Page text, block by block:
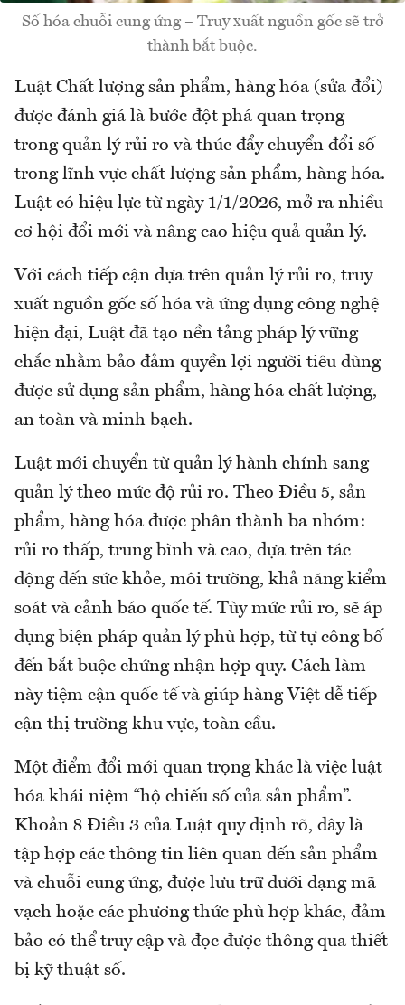
Số hóa chuỗi cung ứng – Truy xuất nguồn gốc sẽ trở
thành bắt buộc.
Luật Chất lượng sản phẩm, hàng hóa (sửa đổi)
được đánh giá là bước đột phá quan trọng
trong quản lý rủi ro và thúc đẩy chuyển đổi số
trong lĩnh vực chất lượng sản phẩm, hàng hóa.
Luật có hiệu lực từ ngày 1/1/2026, mở ra nhiều
cơ hội đổi mới và nâng cao hiệu quả quản lý.
Với cách tiếp cận dựa trên quản lý rủi ro, truy
xuất nguồn gốc số hóa và ứng dụng công nghệ
hiện đại, Luật đã tạo nền tảng pháp lý vững
chắc nhằm bảo đảm quyền lợi người tiêu dùng
được sử dụng sản phẩm, hàng hóa chất lượng,
an toàn và minh bạch.
Luật mới chuyển từ quản lý hành chính sang
quản lý theo mức độ rủi ro. Theo Điều 5, sản
phẩm, hàng hóa được phân thành ba nhóm:
rủi ro thấp, trung bình và cao, dựa trên tác
động đến sức khỏe, môi trường, khả năng kiểm
soát và cảnh báo quốc tế. Tùy mức rủi ro, sẽ áp
dụng biện pháp quản lý phù hợp, từ tự công bố
đến bắt buộc chứng nhận hợp quy. Cách làm
này tiệm cận quốc tế và giúp hàng Việt dễ tiếp
cận thị trường khu vực, toàn cầu.
Một điểm đổi mới quan trọng khác là việc luật
hóa khái niệm “hộ chiếu số của sản phẩm”.
Khoản 8 Điều 3 của Luật quy định rõ, đây là
tập hợp các thông tin liên quan đến sản phẩm
và chuỗi cung ứng, được lưu trữ dưới dạng mã
vạch hoặc các phương thức phù hợp khác, đảm
bảo có thể truy cập và đọc được thông qua thiết
bị kỹ thuật số.